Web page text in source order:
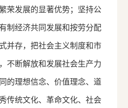
荣发展的显著优势；坚持公
制经济共同发展和按劳分配
并存，把社会主义制度和市
不断解放和发展社会生产力
的理想信念、价值理念、道
传统文化、革命文化、社会